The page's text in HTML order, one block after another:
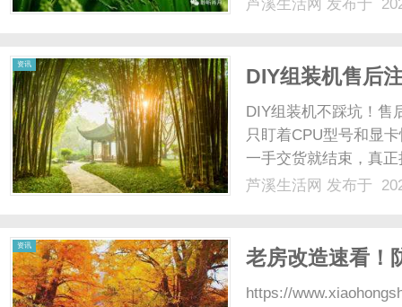
芦溪生活网 发布于
资讯
DIY组装机售后
DIY组装机不踩坑！售
只盯着CPU型号和显
一手交货就结束，真
拆解DIY装机售后里的
芦溪生活网 发布于
资讯
老房改造速看！
https://